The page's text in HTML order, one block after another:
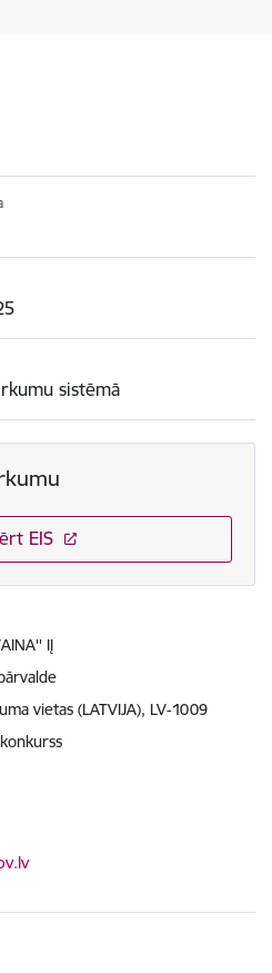
sistēmā
EIS
IĮ
vietas (LATVIJA), LV-1009